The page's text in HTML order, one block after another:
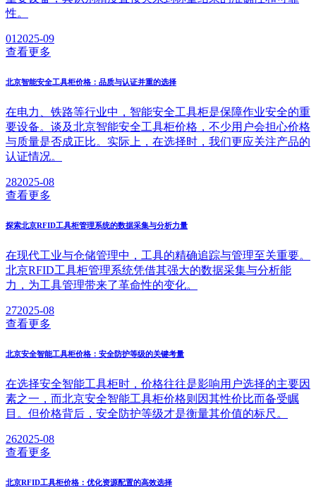
性。
01 2025-09
查看更多
北京智能安全工具柜价格：品质与认证并重的选择
在电力、铁路等行业中，智能安全工具柜是保障作业安全的重
要设备。谈及北京智能安全工具柜价格，不少用户会担心价格
与质量是否成正比。实际上，在选择时，我们更应关注产品的
认证情况。
282025-08
查看更多
探索北京RFID工具柜管理系统的数据采集与分析力量
在现代工业与仓储管理中，工具的精确追踪与管理至关重要。
北京RFID工具柜管理系统凭借其强大的数据采集与分析能
力，为工具管理带来了革命性的变化。
272025-08
查看更多
北京安全智能工具柜价格：安全防护等级的关键考量
在选择安全智能工具柜时，价格往往是影响用户选择的主要因
素之一，而北京安全智能工具柜价格则因其性价比而备受瞩
目。但价格背后，安全防护等级才是衡量其价值的标尺。
262025-08
查看更多
北京RFID工具柜价格：优化资源配置的高效选择